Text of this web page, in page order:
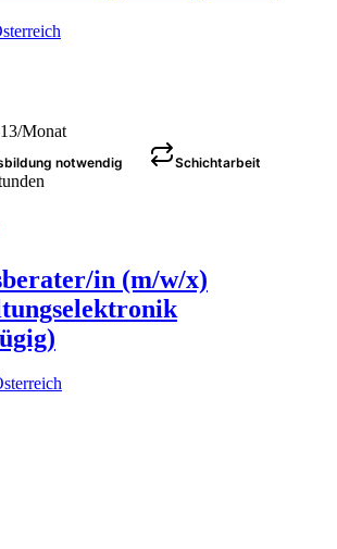
Monat
notwendig Schichtarbeit
in (m/w/x)